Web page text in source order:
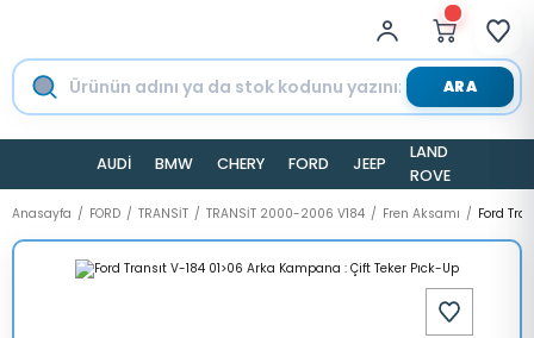
ARA
AUDİ BMW CHERY FORD JEEP
LAND
ROVER
Anasayfa FORD TRANSİT TRANSİT 2000-2006 V184 Fren Aksamı Ford